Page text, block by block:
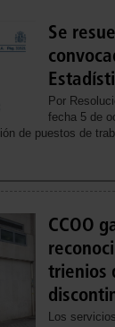
Se
Por
fecha 5 de
de puestos de
CCOO
trienios
Los